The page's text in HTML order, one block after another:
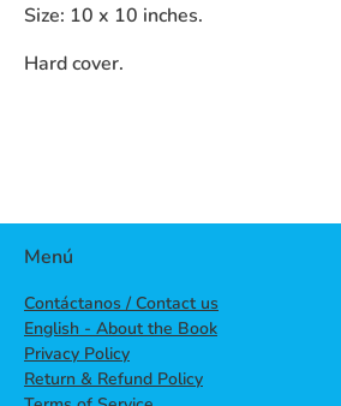
Size: 10 x 10 inches.
Hard cover.
Menú
Contáctanos / Contact us
English - About the Book
Privacy Policy
Return & Refund Policy